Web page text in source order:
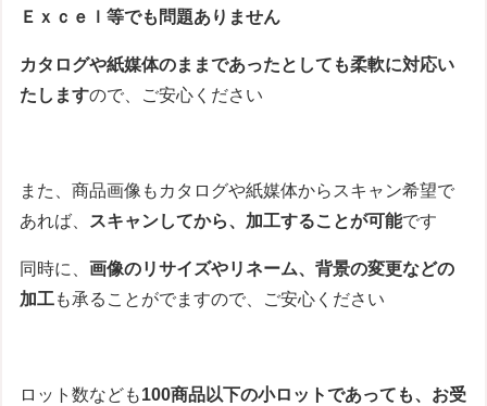
Ｅｘｃｅｌ等でも問題ありません
カタログや紙媒体のままであったとしても柔軟に対応い
たしますので、ご安心ください
また、商品画像もカタログや紙媒体からスキャン希望で
あれば、
スキャンしてから、加工することが可能です
同時に、画像のリサイズやリネーム、背景の変更などの
加工も承ることがでますので、ご安心ください
ロット数なども100商品以下の小ロットであっても、お受